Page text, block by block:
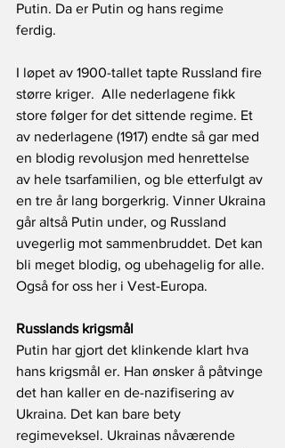
Putin. Da er Putin og hans regime
ferdig.
I løpet av 1900-tallet tapte Russland fire
større kriger.  Alle nederlagene fikk
store følger for det sittende regime. Et
av nederlagene (1917) endte så gar med
en blodig revolusjon med henrettelse
av hele tsarfamilien, og ble etterfulgt av
en tre år lang borgerkrig. Vinner Ukraina
går altså Putin under, og Russland
uvegerlig mot sammenbruddet. Det kan
bli meget blodig, og ubehagelig for alle.
Også for oss her i Vest-Europa.
Russlands krigsmål
Putin har gjort det klinkende klart hva
hans krigsmål er. Han ønsker å påtvinge
det han kaller en de-nazifisering av
Ukraina. Det kan bare bety
regimeveksel. Ukrainas nåværende